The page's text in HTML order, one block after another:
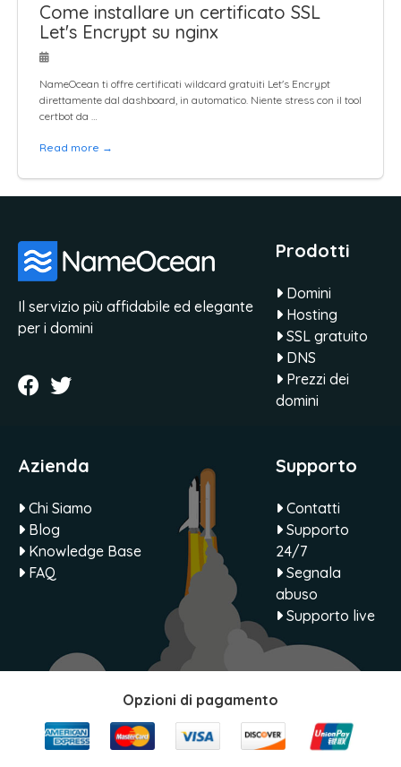
Come installare un certificato SSL
Let's Encrypt su nginx
NameOcean ti offre certificati wildcard gratuiti Let's Encrypt
direttamente dal dashboard, in automatico. Niente stress con il tool
certbot da …
Read more →
Il servizio più affidabile ed elegante
per i domini
Prodotti
Domini
Hosting
SSL gratuito
DNS
Prezzi dei
domini
Azienda
Chi Siamo
Blog
Knowledge Base
FAQ
Supporto
Contatti
Supporto
24/7
Segnala
abuso
Supporto live
Opzioni di pagamento